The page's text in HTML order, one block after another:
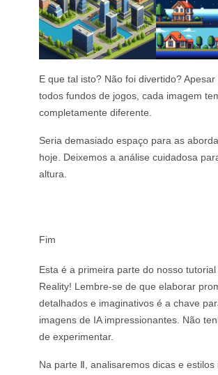
E que tal isto? Não foi divertido? Apesar
todos fundos de jogos, cada imagem
completamente diferente.
Seria demasiado espaço para as
hoje. Deixemos a análise cuidadosa
altura.
Fim
Esta é a primeira parte do nosso tutorial
Reality! Lembre-se de que elaborar
detalhados e imaginativos é a chave
imagens de IA impressionantes. Não
de experimentar.
Na parte Ⅱ, analisaremos dicas e estilos